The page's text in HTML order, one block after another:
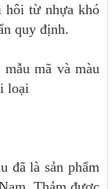
hôi từ nhựa khó
quy định.
mã và màu
loại
đã là sản phẩm